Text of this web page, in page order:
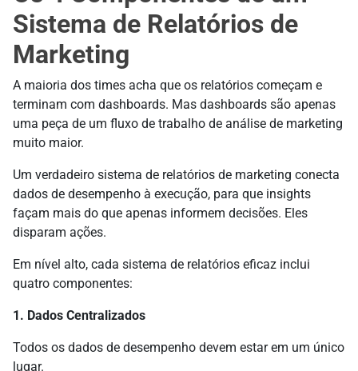
Sistema de Relatórios de
Marketing
A maioria dos times acha que os relatórios começam e
terminam com dashboards. Mas dashboards são apenas
uma peça de um fluxo de trabalho de análise de marketing
muito maior.
Um verdadeiro sistema de relatórios de marketing conecta
dados de desempenho à execução, para que insights
façam mais do que apenas informem decisões. Eles
disparam ações.
Em nível alto, cada sistema de relatórios eficaz inclui
quatro componentes:
1. Dados Centralizados
Todos os dados de desempenho devem estar em um único
lugar.